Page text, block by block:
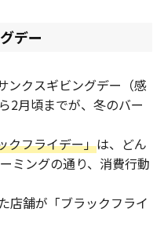
デー
ンクスギビングデー（感
2月頃までが、冬のバー
クフライデー」は、どん
ミングの通り、消費行動
店舗が「ブラックフライ